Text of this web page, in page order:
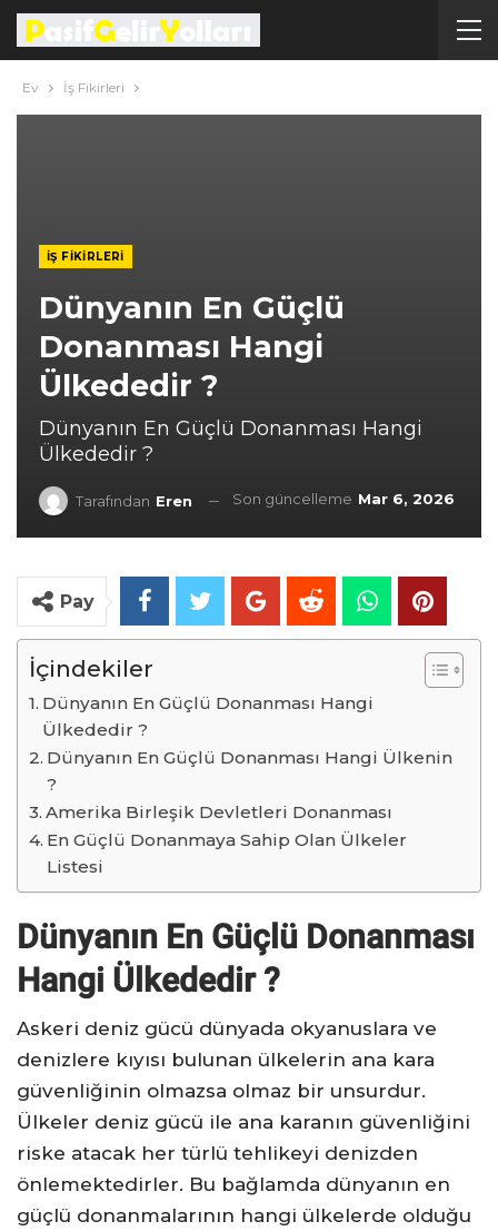
Ev İş Fikirleri
İŞ FIKIRLERI
Dünyanın En Güçlü
Donanması Hangi
Ülkededir ?
Dünyanın En Güçlü Donanması Hangi
Ülkededir ?
Tarafından Eren Son güncelleme Mar 6, 2026
Pay
İçindekiler
Dünyanın En Güçlü Donanması Hangi
Ülkededir ?
Dünyanın En Güçlü Donanması Hangi Ülkenin
?
Amerika Birleşik Devletleri Donanması
En Güçlü Donanmaya Sahip Olan Ülkeler
Listesi
Dünyanın En Güçlü Donanması
Hangi Ülkededir ?
Askeri deniz gücü dünyada okyanuslara ve
denizlere kıyısı bulunan ülkelerin ana kara
güvenliğinin olmazsa olmaz bir unsurdur.
Ülkeler deniz gücü ile ana karanın güvenliğini
riske atacak her türlü tehlikeyi denizden
önlemektedirler. Bu bağlamda dünyanın en
güçlü donanmalarının hangi ülkelerde olduğu